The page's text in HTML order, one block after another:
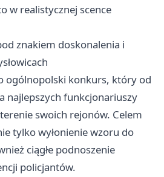
w realistycznej scence
znakiem doskonalenia i
ogólnopolski konkurs, który od
najlepszych funkcjonariuszy
terenie swoich rejonów. Celem
tylko wyłonienie wzoru do
ciągłe podnoszenie
policjantów.